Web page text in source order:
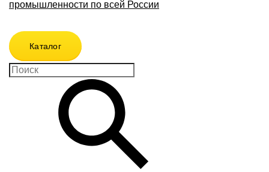
промышленности по всей России
Каталог